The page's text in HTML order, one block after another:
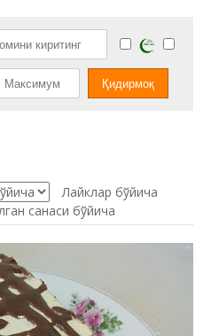
Лайклар бўйича
санаси бўйича